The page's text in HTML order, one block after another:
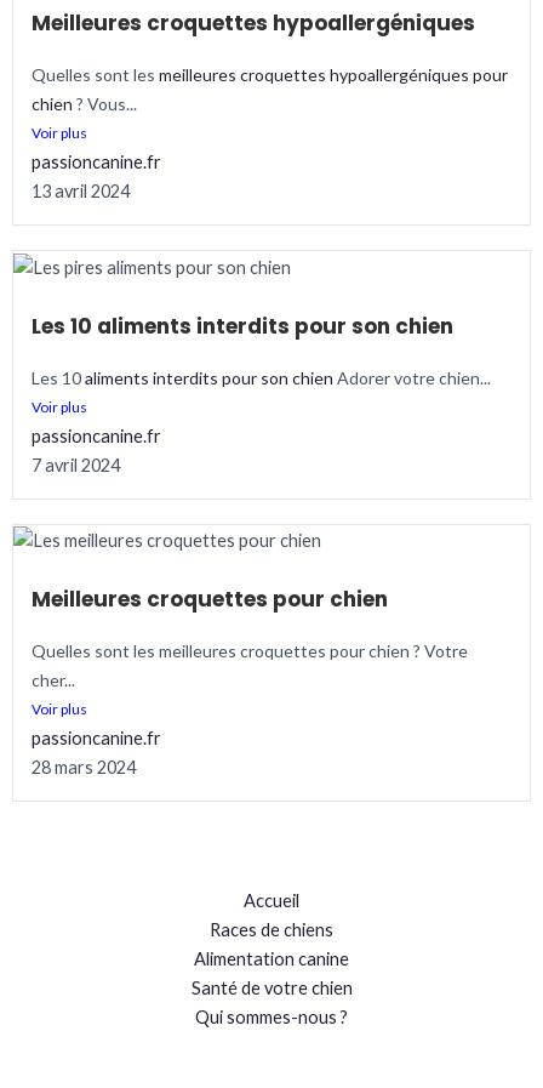
Meilleures croquettes hypoallergéniques
Quelles sont les meilleures croquettes hypoallergéniques pour
chien ? Vous...
Voir plus
passioncanine.fr
13 avril 2024
Les 10 aliments interdits pour son chien
Les 10aliments interdits pour son chien Adorer votre chien...
Voir plus
passioncanine.fr
7 avril 2024
Meilleures croquettes pour chien
Quelles sont les meilleures croquettes pour chien ? Votre
cher...
Voir plus
passioncanine.fr
28 mars 2024
Accueil
Races de chiens
Alimentation canine
Santé de votre chien
Qui sommes-nous ?